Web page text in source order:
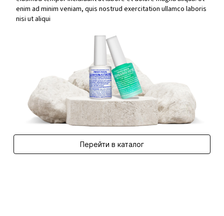
enim ad minim veniam, quis nostrud exercitation ullamco laboris
nisi ut aliqui
Перейти в каталог